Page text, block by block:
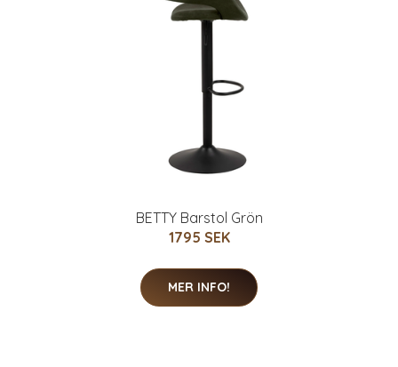
BETTY Barstol Grön
1795 SEK
MER INFO!